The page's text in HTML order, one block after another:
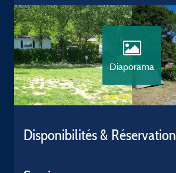
Diaporama
Disponibilités & Réservation